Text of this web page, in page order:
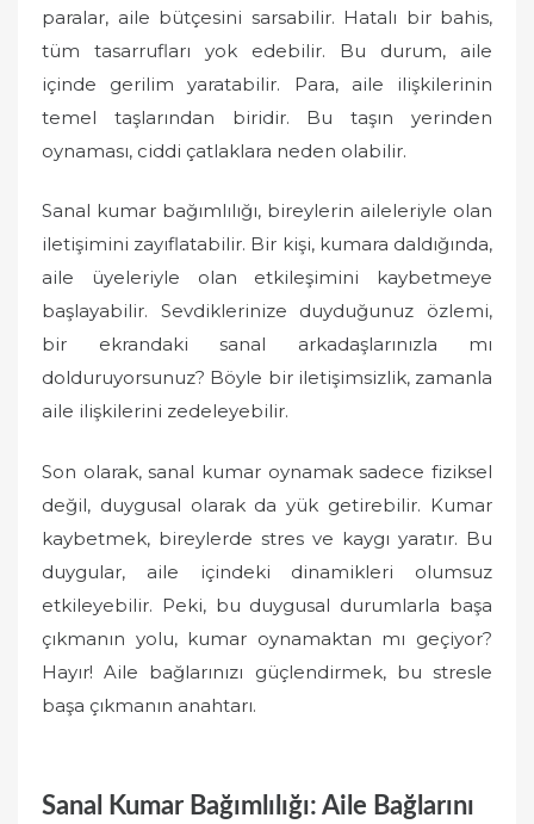
paralar, aile bütçesini sarsabilir. Hatalı bir bahis,
tüm tasarrufları yok edebilir. Bu durum, aile
içinde gerilim yaratabilir. Para, aile ilişkilerinin
temel taşlarından biridir. Bu taşın yerinden
oynaması, ciddi çatlaklara neden olabilir.
Sanal kumar bağımlılığı, bireylerin aileleriyle olan
iletişimini zayıflatabilir. Bir kişi, kumara daldığında,
aile üyeleriyle olan etkileşimini kaybetmeye
başlayabilir. Sevdiklerinize duyduğunuz özlemi,
bir ekrandaki sanal arkadaşlarınızla mı
dolduruyorsunuz? Böyle bir iletişimsizlik, zamanla
aile ilişkilerini zedeleyebilir.
Son olarak, sanal kumar oynamak sadece fiziksel
değil, duygusal olarak da yük getirebilir. Kumar
kaybetmek, bireylerde stres ve kaygı yaratır. Bu
duygular, aile içindeki dinamikleri olumsuz
etkileyebilir. Peki, bu duygusal durumlarla başa
çıkmanın yolu, kumar oynamaktan mı geçiyor?
Hayır! Aile bağlarınızı güçlendirmek, bu stresle
başa çıkmanın anahtarı.
Sanal Kumar Bağımlılığı: Aile Bağlarını